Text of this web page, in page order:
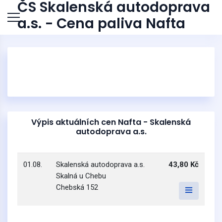
ČS Skalenská autodoprava
a.s. - Cena paliva Nafta
Výpis aktuálních cen Nafta - Skalenská
autodoprava a.s.
01.08.
Skalenská autodoprava a.s.
Skalná u Chebu
Chebská 152
43,80 Kč